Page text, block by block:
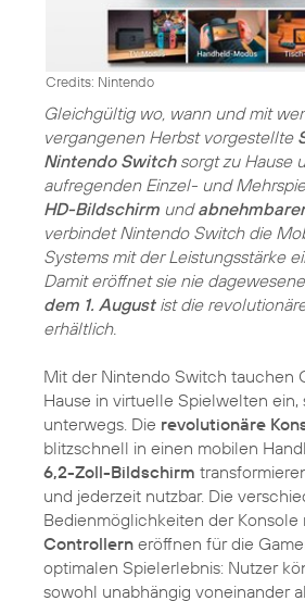
Credits: Nintendo
Gleichgültig wo, wann und mit
vergangenen Herbst vorgestellte
Nintendo Switchsorgt zu Hause
aufregenden Einzel- und
HD-Bildschirm und
verbindet Nintendo Switch die
Systems mit der Leistungsstärke
Damit eröffnet sie nie
dem 1. Augustist die
erhältlich.
Mit der Nintendo Switch tauchen
Hause in virtuelle Spielwelten ein,
unterwegs. Die revolutionäre
blitzschnell in einen mobilen
6,2-Zoll-Bildschirm
und jederzeit nutzbar. Die
Bedienmöglichkeiten der Konsole
Controllern eröffnen für die
optimalen Spielerlebnis: Nutzer
sowohl unabhängig voneinander